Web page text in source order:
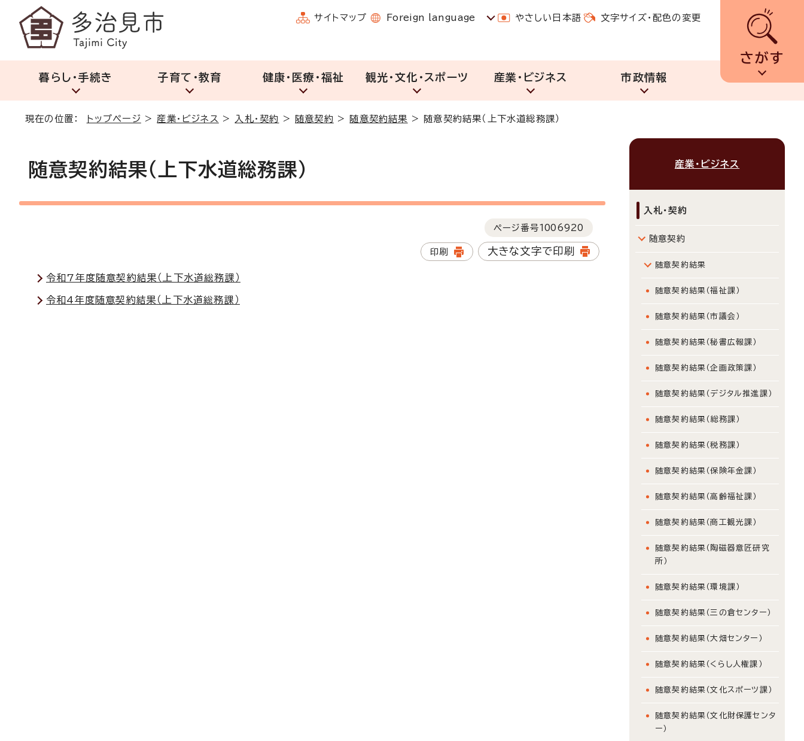
サイトマップ Foreign language やさしい日本語 文字サイズ・配色の変更
さがす
暮らし・手続き 子育て・教育 健康・医療・福祉 観光・文化・スポーツ 産業・ビジネス 市政情報
現在の位置： トップページ > 産業・ビジネス > 入札・契約 > 随意契約 > 随意契約結果 > 随意契約結果（上下水道総務課）
随意契約結果（上下水道総務課）
ページ番号1006920
印刷 大きな文字で印刷
令和7年度随意契約結果（上下水道総務課）
令和4年度随意契約結果（上下水道総務課）
産業・ビジネス
入札・契約
随意契約
随意契約結果
随意契約結果（福祉課）
随意契約結果（市議会）
随意契約結果（秘書広報課）
随意契約結果（企画政策課）
随意契約結果（デジタル推進課）
随意契約結果（総務課）
随意契約結果（税務課）
随意契約結果（保険年金課）
随意契約結果（高齢福祉課）
随意契約結果（商工観光課）
随意契約結果（陶磁器意匠研究
所）
随意契約結果（環境課）
随意契約結果（三の倉センター）
随意契約結果（大畑センター）
随意契約結果（くらし人権課）
随意契約結果（文化スポーツ課）
随意契約結果（文化財保護センタ
ー）